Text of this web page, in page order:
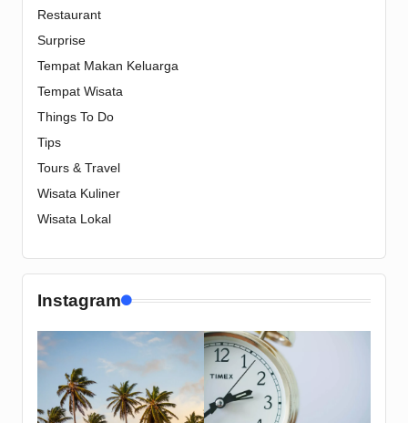
Restaurant
Surprise
Tempat Makan Keluarga
Tempat Wisata
Things To Do
Tips
Tours & Travel
Wisata Kuliner
Wisata Lokal
Instagram